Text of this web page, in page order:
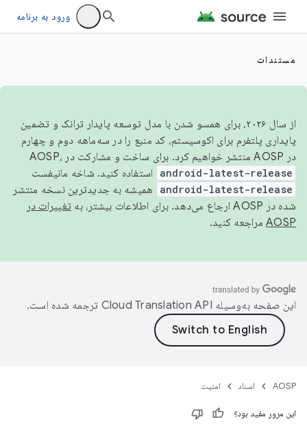
ورود به برنامه
مستندات
از سال ۲۰۲۶، برای همسو شدن با مدل توسعه پایدار ترانک و تضمین
پایداری پلتفرم برای اکوسیستم، کد منبع را در سه‌ماهه دوم و چهارم
در AOSP منتشر خواهیم کرد. برای ساخت و مشارکت در AOSP،
android-latest-release استفاده کنید. شاخه مانیفست
android-latest-release
همیشه به جدیدترین نسخه منتشر
شده در AOSP ارجاع می‌دهد. برای اطلاعات بیشتر، به
تغییرات در
AOSP مراجعه کنید.
این صفحه به‌وسیله ترجمه شده است.
AOSP اسناد امنیت
این مرور مفید بود؟